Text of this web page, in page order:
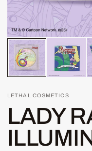
LETHAL COSMETICS
LADY